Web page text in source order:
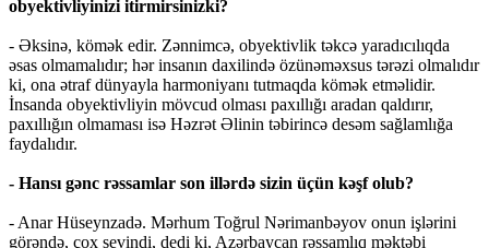
obyektivliyinizi itirmirsinizki?
- Əksinə, kömək edir. Zənnimcə, obyektivlik təkcə yaradıcılıqda
əsas olmamalıdır; hər insanın daxilində özünəməxsus tərəzi olmalıdır
ki, ona ətraf dünyayla harmoniyanı tutmaqda kömək etməlidir.
İnsanda obyektivliyin mövcud olması paxıllığı aradan qaldırır,
paxıllığın olmaması isə Həzrət Əlinin təbirincə desəm sağlamlığa
faydalıdır.
- Hansı gənc rəssamlar son illərdə sizin üçün kəşf olub?
- Anar Hüseynzadə. Mərhum Toğrul Nərimanbəyov onun işlərini
görəndə, çox sevindi, dedi ki, Azərbaycan rəssamlıq məktəbi